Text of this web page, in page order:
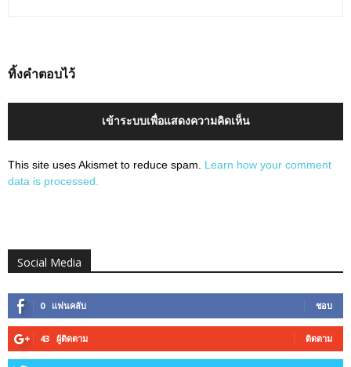
ทิ้งคำตอบไว้
เข้าระบบเพื่อแสดงความคิดเห็น
This site uses Akismet to reduce spam. Learn how your comment
data is processed.
Social Media
0 แฟนคลับ ชอบ
43 ผู้ติดตาม ติดตาม